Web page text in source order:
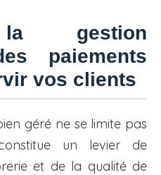
la gestion
paiements
vos clients
géré ne se limite pas
un levier de
et de la qualité de